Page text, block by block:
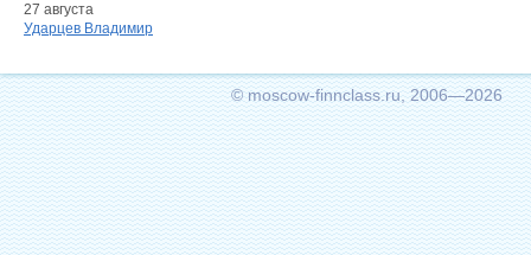
27 августа
Ударцев Владимир
© moscow-finnclass.ru, 2006—2026